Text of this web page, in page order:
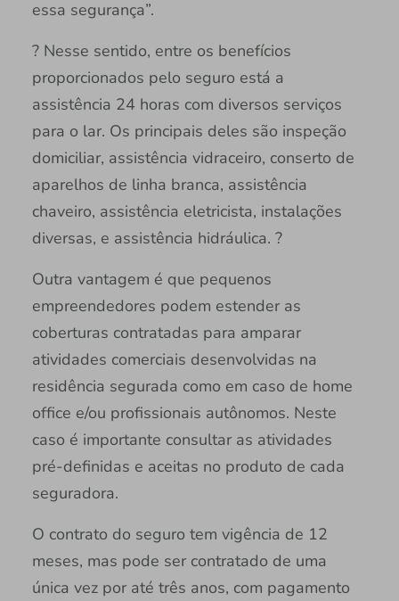
essa segurança”.
? Nesse sentido, entre os benefícios
proporcionados pelo seguro está a
assistência 24 horas com diversos serviços
para o lar. Os principais deles são inspeção
domiciliar, assistência vidraceiro, conserto de
aparelhos de linha branca, assistência
chaveiro, assistência eletricista, instalações
diversas, e assistência hidráulica. ?
Outra vantagem é que pequenos
empreendedores podem estender as
coberturas contratadas para amparar
atividades comerciais desenvolvidas na
residência segurada como em caso de home
office e/ou profissionais autônomos. Neste
caso é importante consultar as atividades
pré-definidas e aceitas no produto de cada
seguradora.
O contrato do seguro tem vigência de 12
meses, mas pode ser contratado de uma
única vez por até três anos, com pagamento